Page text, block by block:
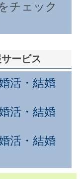
チェック
ービス
活・結婚
活・結婚
活・結婚